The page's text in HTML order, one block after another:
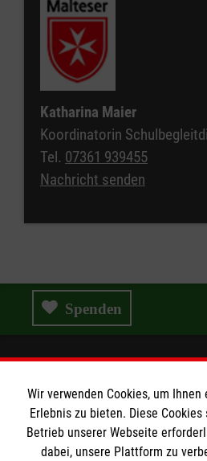
Katharina Maier
Koordinatorin
Tel. 07361 939455
Nachricht senden
Spenden
Wir Malteser
Wir Malteser
Wir verwenden Cookies, um
Erlebnis zu bieten. Diese
Betrieb unserer Webseite
dabei, unsere Plattform zu